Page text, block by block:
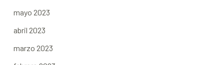
mayo 2023
abril 2023
marzo 2023